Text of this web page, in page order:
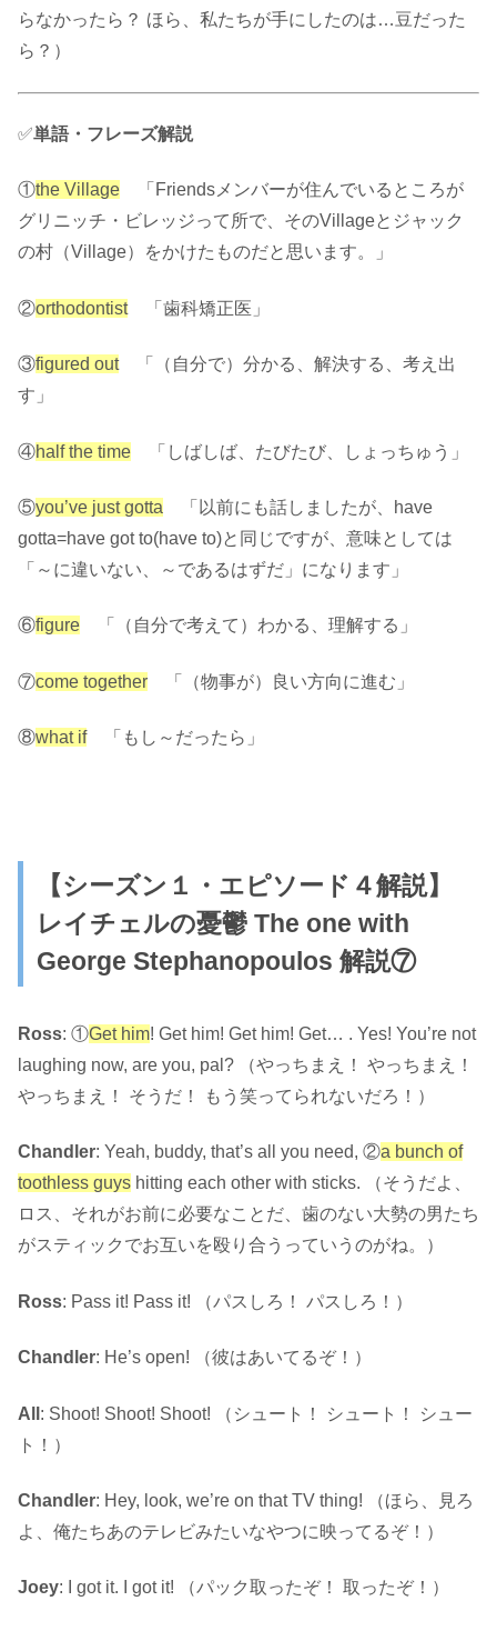
らなかったら？ ほら、私たちが手にしたのは…豆だった
ら？）
✅単語・フレーズ解説
①the Village 「Friendsメンバーが住んでいるところが
グリニッチ・ビレッジって所で、そのVillageとジャック
の村（Village）をかけたものだと思います。」
②orthodontist「歯科矯正医」
③figured out「（自分で）分かる、解決する、考え出
す」
④half the time 「しばしば、たびたび、しょっちゅう」
⑤you’ve just gotta 「以前にも話しましたが、have
gotta=have got to(have to)と同じですが、意味としては
「～に違いない、～であるはずだ」になります」
⑥figure 「（自分で考えて）わかる、理解する」
⑦come together 「（物事が）良い方向に進む」
⑧what if「もし～だったら」
【シーズン１・エピソード４解説】
レイチェルの憂鬱 The one with
George Stephanopoulos 解説⑦
Ross: ①Get him! Get him! Get him! Get… . Yes! You’re not
laughing now, are you, pal? （やっちまえ！ やっちまえ！
やっちまえ！ そうだ！ もう笑ってられないだろ！）
Chandler: Yeah, buddy, that’s all you need, ②a bunch of
toothless guys hitting each other with sticks. （そうだよ、
ロス、それがお前に必要なことだ、歯のない大勢の男たち
がスティックでお互いを殴り合うっていうのがね。）
Ross: Pass it! Pass it! （パスしろ！ パスしろ！）
Chandler: He’s open! （彼はあいてるぞ！）
All : Shoot! Shoot! Shoot! （シュート！ シュート！ シュー
ト！）
Chandler: Hey, look, we’re on that TV thing! （ほら、見ろ
よ、俺たちあのテレビみたいなやつに映ってるぞ！）
Joey: I got it. I got it! （パック取ったぞ！ 取ったぞ！）